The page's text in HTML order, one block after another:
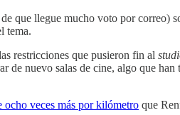
que llegue mucho voto por correo)
tema.
restricciones que pusieron fin al
de nuevo salas de cine, algo que
ocho veces más por kilómetro que